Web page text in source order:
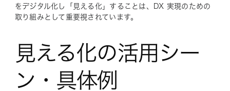
をデジタル化し「見える化」することは、DX 実現のための
取り組みとして重要視されています。
見える化の活用シー
ン・具体例